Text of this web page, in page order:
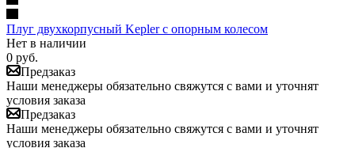
Плуг двухкорпусный Kepler с опорным колесом
Нет в наличии
0 руб.
Предзаказ
Наши менеджеры обязательно свяжутся с вами и уточнят
условия заказа
Предзаказ
Наши менеджеры обязательно свяжутся с вами и уточнят
условия заказа